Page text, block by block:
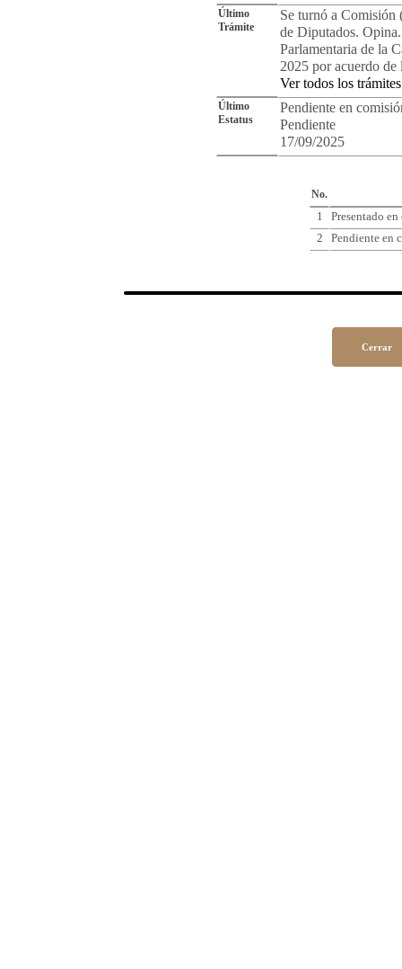
Último
Trámite
Se turnó a Comisión
de Diputados.
Parlamentaria de la
2025 por acuerdo
Ver todos los trámites
Último
Estatus
Pendiente en
Pendiente
17/09/2025
No.
1
Presentado
2
Pendiente en
Cerrar